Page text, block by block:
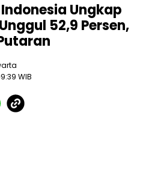
Ungkap
52,9 Persen,
WIB